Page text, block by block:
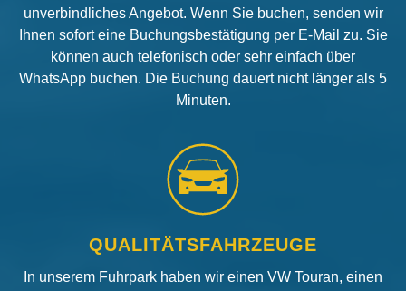
unverbindliches Angebot. Wenn Sie buchen, senden wir
Ihnen sofort eine Buchungsbestätigung per E-Mail zu. Sie
können auch telefonisch oder sehr einfach über
WhatsApp buchen. Die Buchung dauert nicht länger als 5
Minuten.
QUALITÄTSFAHRZEUGE
In unserem Fuhrpark haben wir einen VW Touran, einen